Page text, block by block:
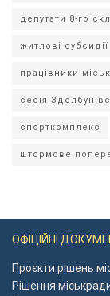
депутати 8-го
житлові субсидії
працівники
сесія
спорткомплекс
штормове
ОФІЦІЙНІ
Проєкти рішень
Рішення